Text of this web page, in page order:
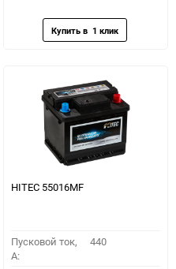
HITEC 55016MF
Пусковой ток,
A:
440